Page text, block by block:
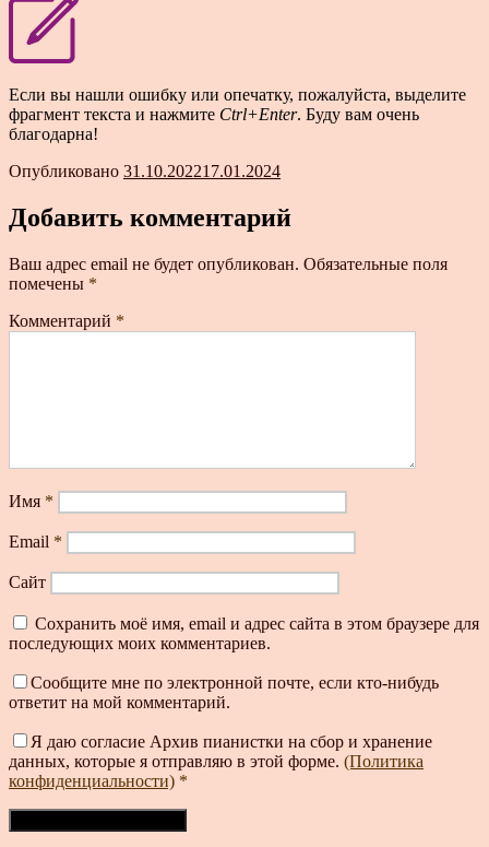
Если вы нашли ошибку или опечатку, пожалуйста, выделите
фрагмент текста и нажмите Ctrl+Enter. Буду вам очень
благодарна!
Опубликовано 31.10.202217.01.2024
Добавить комментарий
Ваш адрес email не будет опубликован. Обязательные поля
помечены *
Комментарий *
Имя *
Email *
Сайт
Сохранить моё имя, email и адрес сайта в этом браузере для
последующих моих комментариев.
Сообщите мне по электронной почте, если кто-нибудь
ответит на мой комментарий.
Я даю согласие Архив пианистки на сбор и хранение
данных, которые я отправляю в этой форме. (Политика
конфиденциальности) *